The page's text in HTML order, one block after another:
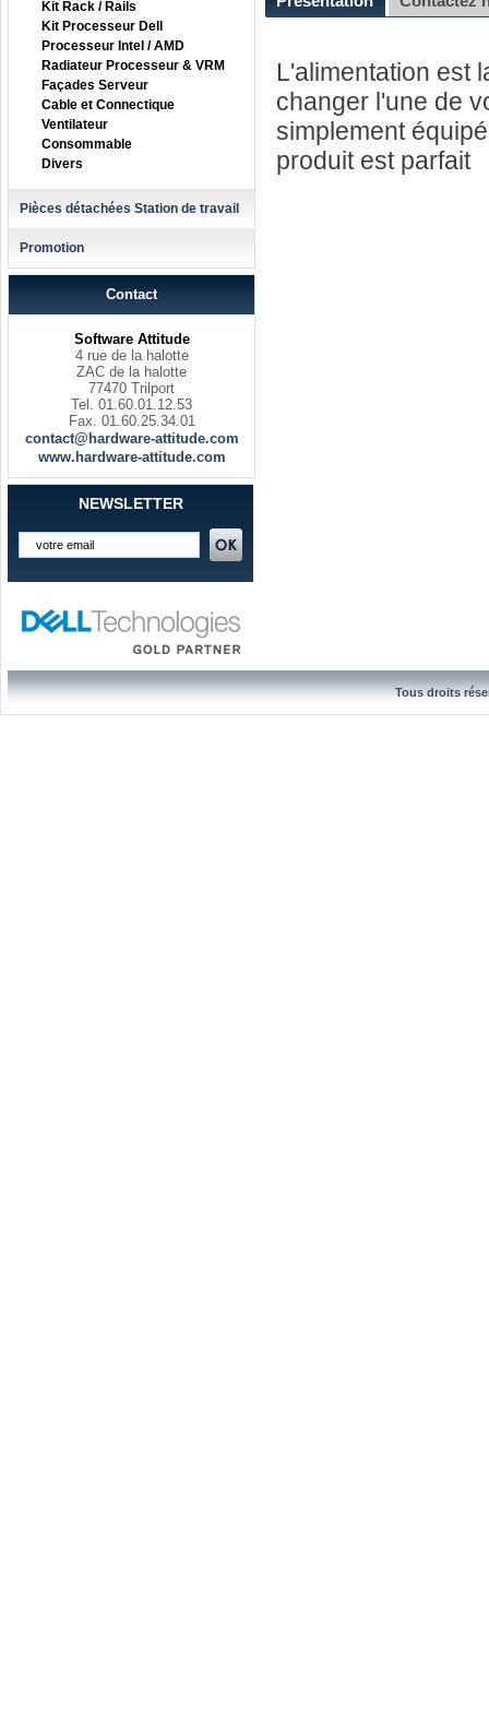
Kit Rack / Rails
Kit Processeur Dell
Processeur Intel / AMD
Radiateur Processeur & VRM
Façades Serveur
Cable et Connectique
Ventilateur
Consommable
Divers
Pièces détachées Station de travail
Promotion
Contact
Software Attitude
4 rue de la halotte
ZAC de la halotte
77470 Trilport
Tel. 01.60.01.12.53
Fax. 01.60.25.34.01
contact@hardware-attitude.com
www.hardware-attitude.com
NEWSLETTER
L'alimentation est
changer l'une de
simplement
produit est parfait
Tous droits